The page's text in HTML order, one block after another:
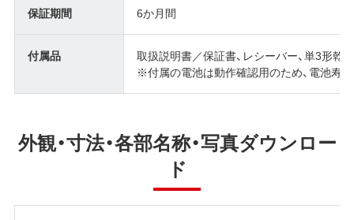
保証期間 6か月間
付属品
取扱説明書／保証書、レシーバー、単3形乾
※付属の電池は動作確認用のため、電池寿
外観・寸法・各部名称・写真ダウンロー
ド